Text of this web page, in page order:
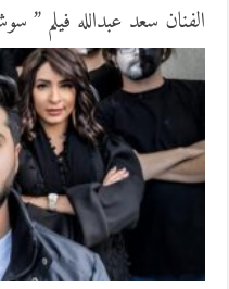
الفنان سعد عبدالله فيلم ”